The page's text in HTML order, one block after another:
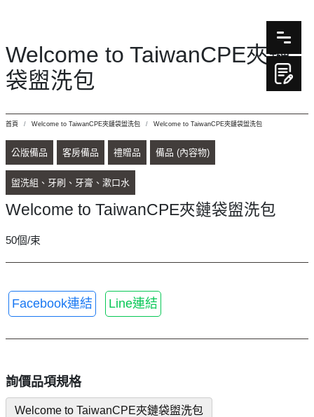
Welcome to TaiwanCPE夾鏈
袋盥洗包
首頁 Welcome to TaiwanCPE夾鏈袋盥洗包 Welcome to TaiwanCPE夾鏈袋盥洗包
公版備品 客房備品 禮贈品 備品 (內容物)
盥洗組、牙刷、牙膏、漱口水
Welcome to TaiwanCPE夾鏈袋盥洗包
50個/束
Facebook連結 Line連結
詢價品項規格
Welcome to TaiwanCPE夾鏈袋盥洗包